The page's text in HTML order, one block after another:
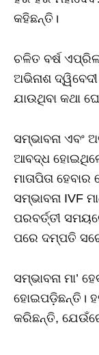
କହିଛନ୍ତି।
ଚଳିତ ବର୍ଷ
ଅଭିନାଶ
ଯାଉଥିବା କଥା
ସମ୍ଭାବନା ଏବଂ
ଆବଦ୍ଧ
ମାତାପିତା
ସମ୍ଭାବନା IVF
ପରବର୍ତ୍ତୀ
ପରେ ଦମ୍ପତି
ସମ୍ଭାବନା ମା’
ହୋଇପଡ଼ିଛନ୍ତି।
କରିଛନ୍ତି,